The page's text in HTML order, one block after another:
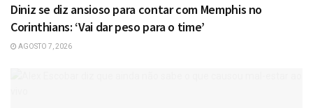
Diniz se diz ansioso para contar com Memphis no
Corinthians: ‘Vai dar peso para o time’
AGOSTO 7, 2026